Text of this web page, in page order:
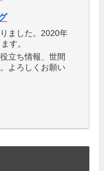
ました。2020年
す。
立ち情報、世間
よろしくお願い